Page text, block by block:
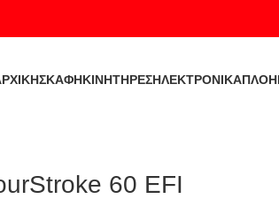
ΣΚΑΦΗΚΙΝΗΤΗΡΕΣΗΛΕΚΤΡΟΝΙΚΑ
60 EFI